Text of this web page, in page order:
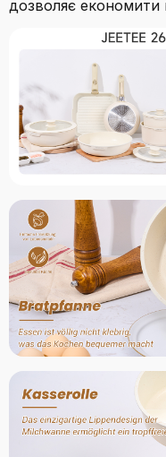
дозволяє економити